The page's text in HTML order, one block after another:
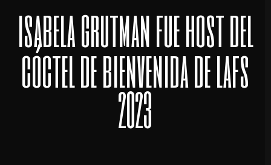
isabela grutman fue host del
cóctel de bienvenida de lafs
2023